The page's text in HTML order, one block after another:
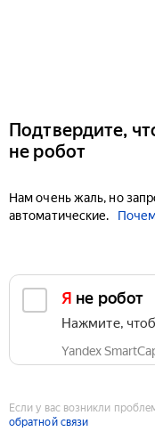
Подтвердите,
не робот
Нам очень жаль, но
автоматические.
Я не робот
Нажмите,
Yandex
Если у вас возникли
обратной связи